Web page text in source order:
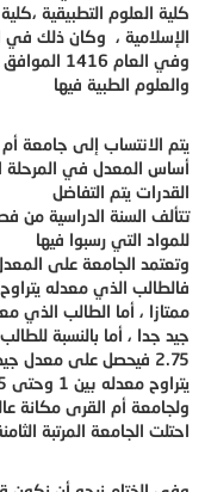
كلية العلوم التطبيقية
الإسلامية ، وكان ذلك في العام 1391 للهجرة الموافق
والعلوم الطبية فيها
يتم الانتساب إلى جامعة
أساس المعدل في المرحلة
القدرات يتم التفاضل
تتألف السنة الدراسية من
للمواد التي رسبوا فيها
وتعتمد الجامعة على
2.75 فيحصل على معدل
يتراوح معدله بين 1 وحتى 1.75
ولجامعة أم القرى مكانة
احتلت الجامعة المرتبة